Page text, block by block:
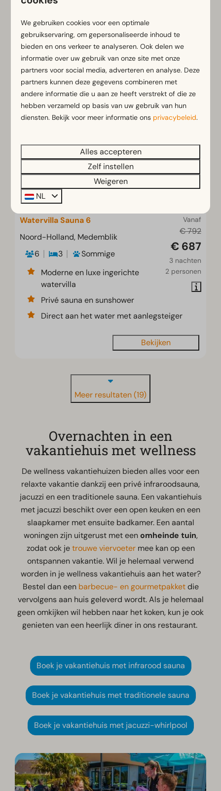
Traditionele sauna in de woning
Slaapkamer en badkamer op de
begane grond
Direct aan het water met aanlegsteiger
Bekijken
UITGELICHT
Vanaf
€ 792
€ 687
3 nachten
2 personen
Watervilla Sauna 6
Noord-Holland, Medemblik
6
3
Sommige
Moderne en luxe ingerichte
watervilla
Privé sauna en sunshower
Direct aan het water met aanlegsteiger
Bekijken
Meer resultaten (19)
Overnachten in een
vakantiehuis met wellness
De wellness vakantiehuizen bieden alles voor een
relaxte vakantie dankzij een privé infraroodsauna,
jacuzzi en een traditionele sauna. Een vakantiehuis
met jacuzzi beschikt over een open keuken en een
slaapkamer met ensuite badkamer. Een aantal
woningen zijn uitgerust met eenomheinde tuin,
zodat ook jetrouwe viervoetermee kan op een
ontspannen vakantie. Wil je helemaal verwend
worden in je wellness vakantiehuis aan het water?
Bestel dan een barbecue- en gourmetpakketdie
vervolgens aan huis geleverd wordt. Als je helemaal
geen omkijken wil hebben naar het koken, kun je ook
genieten van een heerlijk diner in ons restaurant.
Boek je vakantiehuis met infrarood sauna
Boek je vakantiehuis met traditionele sauna
Boek je vakantiehuis met jacuzzi-whirlpool
We gebruiken cookies voor een optimale
gebruikservaring, om gepersonaliseerde inhoud te
bieden en ons verkeer te analyseren. Ook delen we
informatie over uw gebruik van onze site met onze
partners voor social media, adverteren en analyse. Deze
partners kunnen deze gegevens combineren met
andere informatie die u aan ze heeft verstrekt of die ze
hebben verzameld op basis van uw gebruik van hun
diensten. Bekijk voor meer informatie ons privacybeleid.
Alles accepteren
Zelf instellen
Weigeren
NL